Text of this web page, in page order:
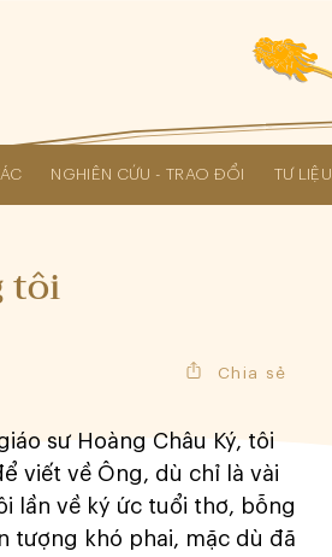
NGHIÊN CỨU - TRAO ĐỔI TƯ LIỆU
tôi
Chia sẻ
sư Hoàng Châu Ký, tôi
viết về Ông, dù chỉ là vài
lần về ký ức tuổi thơ, bỗng
tượng khó phai, mặc dù đã